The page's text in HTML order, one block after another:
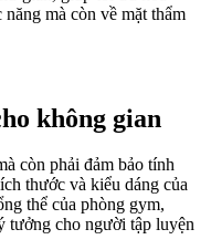
mà còn về mặt thẩm
không gian
còn phải đảm bảo tính
thước và kiểu dáng của
thể của phòng gym,
tưởng cho người tập luyện